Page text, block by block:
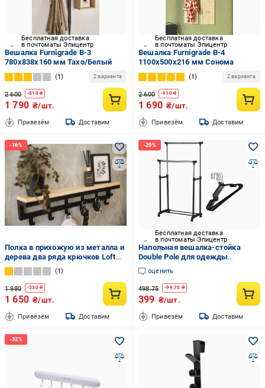
Бесплатная доставка
в почтоматы Эпицентр
Вешалка Furnigrade В-3
780х838х160 мм Тахо/Белый
1 2 варианта
2 600 -810₴
1 790 ₴/шт.
Привезём Доставим
Бесплатная доставка
в почтоматы Эпицентр
Вешалка Furnigrade В-4
1100х500х216 мм Сонома
1 2 варианта
2 600 -910₴
1 690 ₴/шт.
Привезём Доставим
Полка в прихожую из металла и
дерева два ряда крючков Loft
60х9х13,5 см (ML-82.4)
1
1 980 -330₴
1 650 ₴/шт.
Привезём Доставим
Бесплатная доставка
в почтоматы Эпицентр
Напольная вешалка-стойка
Double Pole для одежды
780х450х1600 мм
оценить
498.75 -99.75 ₴
399 ₴/шт.
Привезём Доставим